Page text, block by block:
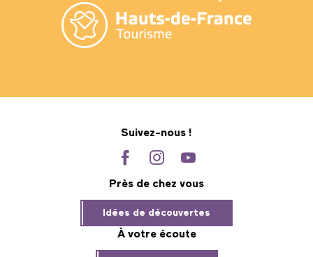
Suivez-nous !
Près de chez vous
Idées de découvertes
À votre écoute